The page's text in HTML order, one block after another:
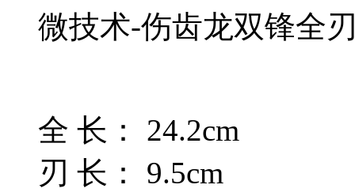
微技术-伤齿龙双锋全
全 长： 24.2cm
刃 长： 9.5cm